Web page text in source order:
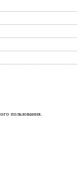
пользования.